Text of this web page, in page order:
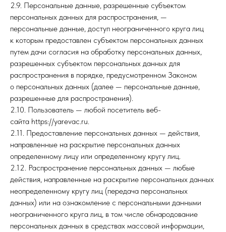
2.9. Персональные данные, разрешенные субъектом
персональных данных для распространения, —
персональные данные, доступ неограниченного круга лиц
к которым предоставлен субъектом персональных данных
путем дачи согласия на обработку персональных данных,
разрешенных субъектом персональных данных для
распространения в порядке, предусмотренном Законом
о персональных данных (далее — персональные данные,
разрешенные для распространения).
2.10. Пользователь — любой посетитель веб-
сайта https://yarevac.ru.
2.11. Предоставление персональных данных — действия,
направленные на раскрытие персональных данных
определенному лицу или определенному кругу лиц.
2.12. Распространение персональных данных — любые
действия, направленные на раскрытие персональных данных
неопределенному кругу лиц (передача персональных
данных) или на ознакомление с персональными данными
неограниченного круга лиц, в том числе обнародование
персональных данных в средствах массовой информации,